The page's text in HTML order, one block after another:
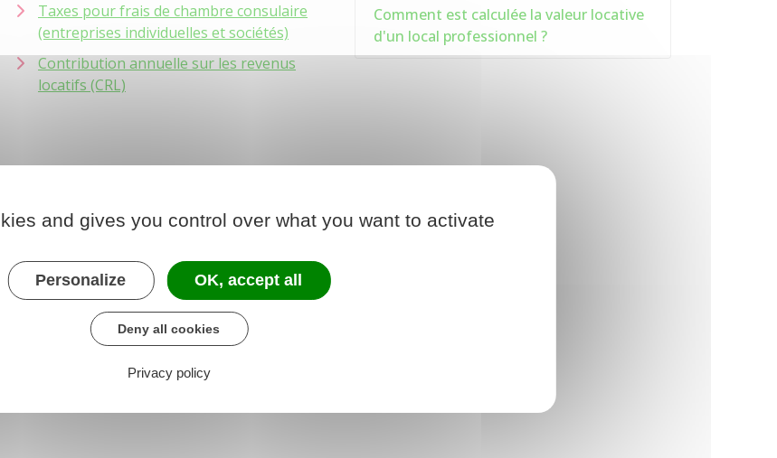
Taxes pour frais de chambre consulaire
(entreprises individuelles et sociétés)
Contribution annuelle sur les revenus
locatifs (CRL)
Comment est calculée la valeur locative
d'un local professionnel ?
and gives you control over what you want to activate
Personalize OK, accept all
Deny all cookies
Privacy policy